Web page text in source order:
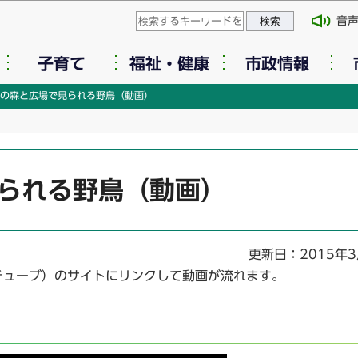
このページの本文へ移動
音
子育て 福祉・健康 市政情報
森と広場で見られる野鳥（動画）
れる野鳥（動画）
更新日：2015年
ブ）のサイトにリンクして動画が流れます。